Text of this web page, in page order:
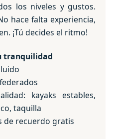
los niveles y gustos.
hace falta experiencia,
¡Tú decides el ritmo!
tranquilidad
kayaks estables,
taquilla
de recuerdo gratis